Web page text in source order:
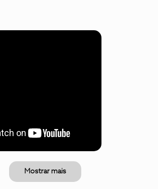
Mostrar mais